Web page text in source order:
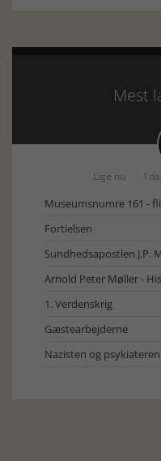
Mest
Lige nu I
Museumsnumre 161 -
Fortielsen
Sundhedsapostlen J.P.
Arnold Peter Møller -
1. Verdenskrig
Gæstearbejderne
Nazisten og psykiateren